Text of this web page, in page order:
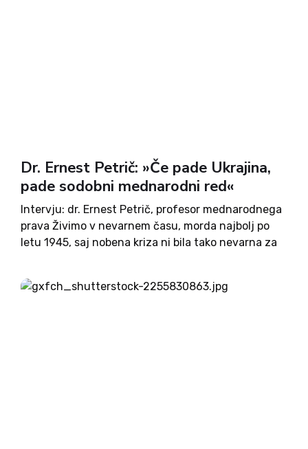
Dr. Ernest Petrič: »Če pade Ukrajina,
pade sodobni mednarodni red«
Intervju: dr. Ernest Petrič, profesor mednarodnega
prava Živimo v nevarnem času, morda najbolj po
letu 1945, saj nobena kriza ni bila tako nevarna za
da je Trump namenoma tako odigral, da bi...